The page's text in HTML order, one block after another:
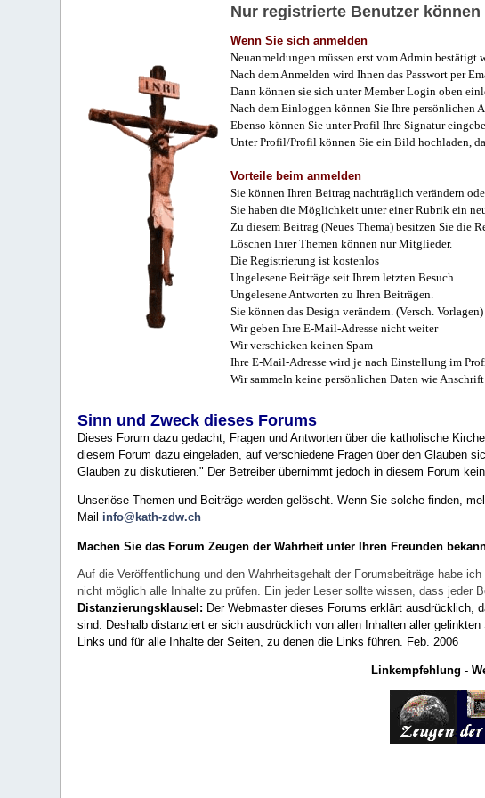
Nur registrierte Benutzer
Wenn Sie sich anmelden
Neuanmeldungen müssen erst vom Admin bestätigt
Nach dem Anmelden wird Ihnen das Passwort per
Dann können sie sich unter Member Login oben
Nach dem Einloggen können Sie Ihre persönlichen
Ebenso können Sie unter Profil Ihre Signatur
Unter Profil/Profil können Sie ein Bild hochladen,
Vorteile beim anmelden
Sie können Ihren Beitrag nachträglich verändern
Sie haben die Möglichkeit unter einer Rubrik ein
Zu diesem Beitrag (Neues Thema) besitzen Sie die
Löschen Ihrer Themen können nur Mitglieder.
Die Registrierung ist kostenlos
Ungelesene Beiträge seit Ihrem letzten Besuch.
Ungelesene Antworten zu Ihren Beiträgen.
Sie können das Design verändern. (Versch. Vorlagen)
Wir geben Ihre E-Mail-Adresse nicht weiter
Wir verschicken keinen Spam
Ihre E-Mail-Adresse wird je nach Einstellung im
Wir sammeln keine persönlichen Daten wie
Sinn und Zweck dieses Forums
Dieses Forum dazu gedacht, Fragen und Antworten über die katholische
diesem Forum dazu eingeladen, auf verschiedene Fragen über den Glauben
Glauben zu diskutieren." Der Betreiber übernimmt jedoch in diesem Forum
Unseriöse Themen und Beiträge werden gelöscht. Wenn Sie solche finden,
Mail info@kath-zdw.ch
Machen Sie das Forum Zeugen der Wahrheit unter Ihren Freunden
Auf die Veröffentlichung und den Wahrheitsgehalt der Forumsbeiträge habe
nicht möglich alle Inhalte zu prüfen. Ein jeder Leser sollte wissen, dass jeder
Distanzierungsklausel: Der Webmaster dieses Forums erklärt ausdrücklich,
sind. Deshalb distanziert er sich ausdrücklich von allen Inhalten aller
Links und für alle Inhalte der Seiten, zu denen die Links führen. Feb. 2006
Linkempfehlung -